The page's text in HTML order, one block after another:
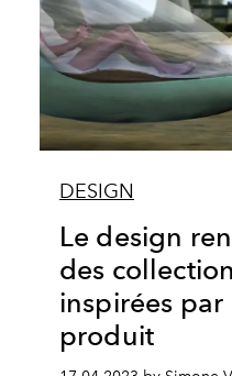
DESIGN
Le design
des
inspirées
produit